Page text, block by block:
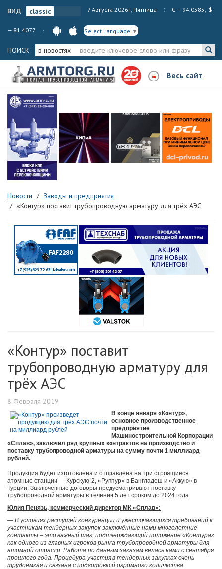
вид 7 Августа 2026г, Пятница € — 94.0585, $
— 81.4077 Select Language ▼
ПОИСК в новостях
Весь сайт
Новости
Заводы и предприятия
«Контур» поставит трубопроводную арматуру для трёх АЭС
«Контур» поставит
трубопроводную арматуру для
трёх АЭС
8 Февраля 2019
В конце января «Контур»,
основное производственное
предприятие
Машиностроительной Корпорации
«Сплав», заключил ряд крупных контрактов на производство и
поставку трубопроводной арматуры на сумму почти 1 миллиард
рублей.
Продукция будет изготовлена и отправлена на три строящиеся
атомные станции — Курскую-2, «Руппур» в Бангладеш и «Аккую» в
Турции. Заключенные договоры предусматривают поставку
трубопроводной арматуры в течении 5 лет сроком до 2024 года.
Юлия Пенязь, коммерческий директор МК «Сплав»:
— В условиях растущей конкуренции и ужесточающихся требований к
участникам тендерных закупок заключённые нами многолетние
контакты – это важный шаг, подтверждающий положение «Контура»
как одного из главных игроков рынка трубопроводной арматуры для
атомной отрасли. Работа по данным заказам велась нами с сентября
прошлого года. Процедура участия в тендерных закупках очень
трудоемкая и связана с подготовкой огромного количества